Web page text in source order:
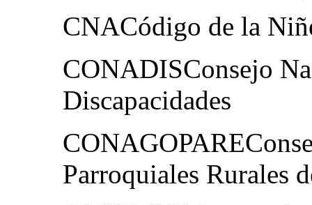
CNACódigo de la
CONADISConsejo
Discapacidades
Parroquiales Rurales